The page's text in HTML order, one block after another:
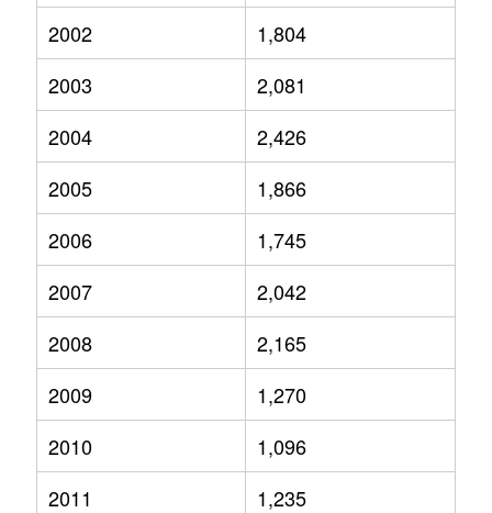
2002
1,804
2003
2,081
2004
2,426
2005
1,866
2006
1,745
2007
2,042
2008
2,165
2009
1,270
2010
1,096
2011
1,235